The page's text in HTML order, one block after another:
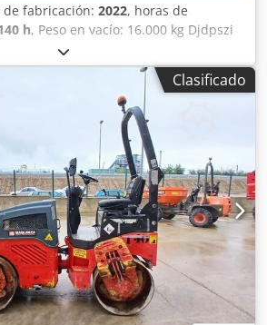
de fabricación: 2022, horas de
h, Peso en vacío: 16.000 kg Djdpszi
(lxanxal): 622 x 230 x 299 cm
Ebro (Zaragoza) Rodillo de
de hombre sentado marca Bomag ,
trata de una apisonadora de ruedas
16 toneladas. Este versátil
sin problema a cualquier lugar del
resultados de compactación y
del sector en obras pequeñas o
de construcción de infraestructura
carreteras o construcción de edificios.
de ocasión BW216 D5 tiene un peso
anchura de tambor de 2,13 m. precio:
Ancho de tambor: 2.130 mm
1.500 mm Capacidad de depósito:
1,10 mm CE
Clasificado